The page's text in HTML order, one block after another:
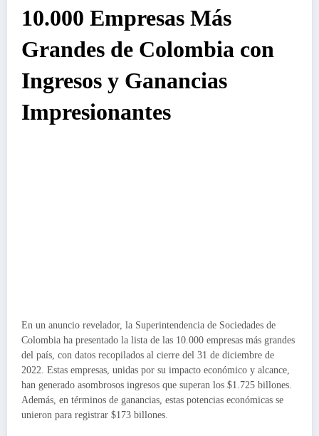
10.000 Empresas Más
Grandes de Colombia con
Ingresos y Ganancias
Impresionantes
En un anuncio revelador, la Superintendencia de Sociedades de
Colombia ha presentado la lista de las 10.000 empresas más grandes
del país, con datos recopilados al cierre del 31 de diciembre de
2022. Estas empresas, unidas por su impacto económico y alcance,
han generado asombrosos ingresos que superan los $1.725 billones.
Además, en términos de ganancias, estas potencias económicas se
unieron para registrar $173 billones.